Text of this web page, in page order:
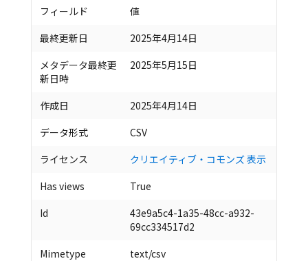
フィールド
値
最終更新日
2025年4月14日
メタデータ最終更
新日時
2025年5月15日
作成日
2025年4月14日
データ形式
CSV
ライセンス
クリエイティブ・コモンズ 表示
Has views
True
Id
43e9a5c4-1a35-48cc-a932-
69cc334517d2
Mimetype
text/csv